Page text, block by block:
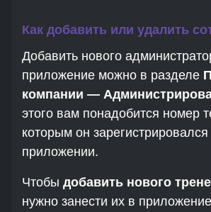
Как добавить или удалить
Добавить нового
приложение можно в разделе
компании —
этого вам понадобится номер
которым он зарегистрировался
приложении.
Чтобы добавить нового
нужно занести их в